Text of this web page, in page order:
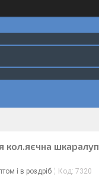
кол.яєчна
і в роздріб Код: 7320